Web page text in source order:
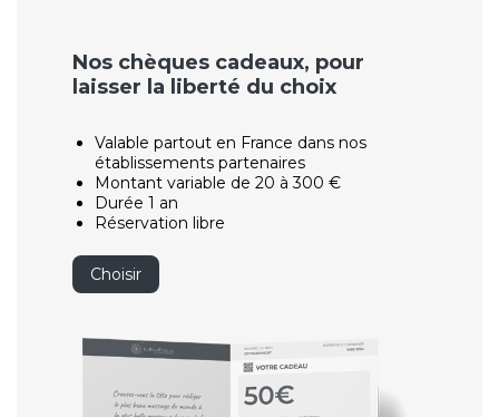
Nos chèques cadeaux, pour
laisser la liberté du choix
Valable partout en France dans nos
établissements partenaires
Montant variable de 20 à 300 €
Durée 1 an
Réservation libre
Choisir